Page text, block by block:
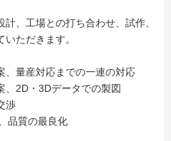
、工場との打ち合わせ、試作、
ただきます。
、量産対応までの一連の対応
、2D・3Dデータでの製図
渉
品質の最良化